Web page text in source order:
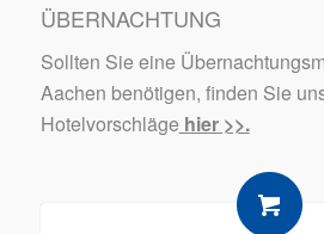
ÜBERNACHTUNG
Sollten Sie eine
Aachen benötigen, finden Sie
Hotelvorschläge hier >>.